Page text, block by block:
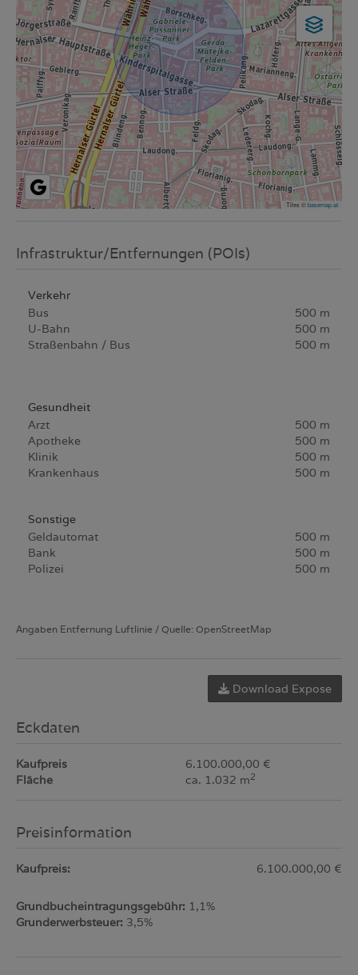
Tiles ©basemap.at
Infrastruktur/Entfernungen (POIs)
Verkehr
Bus
500 m
U-Bahn
500 m
Straßenbahn / Bus
500 m
Gesundheit
Arzt
500 m
Apotheke
500 m
Klinik
500 m
Krankenhaus
500 m
Sonstige
Geldautomat
500 m
Bank
500 m
Polizei
500 m
Angaben Entfernung Luftlinie / Quelle: OpenStreetMap
Download Expose
Eckdaten
Kaufpreis
6.100.000,00 €
Fläche
ca. 1.032 m2
Preisinformation
Kaufpreis: 6.100.000,00 €
Grundbucheintragungsgebühr: 1,1%
Grunderwerbsteuer: 3,5%